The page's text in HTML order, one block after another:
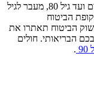
ניתן לרכוש ביטוח נסיעות לתקופה של עד 30 ימים ועד גיל 80, מעבר לגיל
הינה 15 ימים. תקופת הביטוח
הביטוח תאתרו את
הבריאותי. חולים
.